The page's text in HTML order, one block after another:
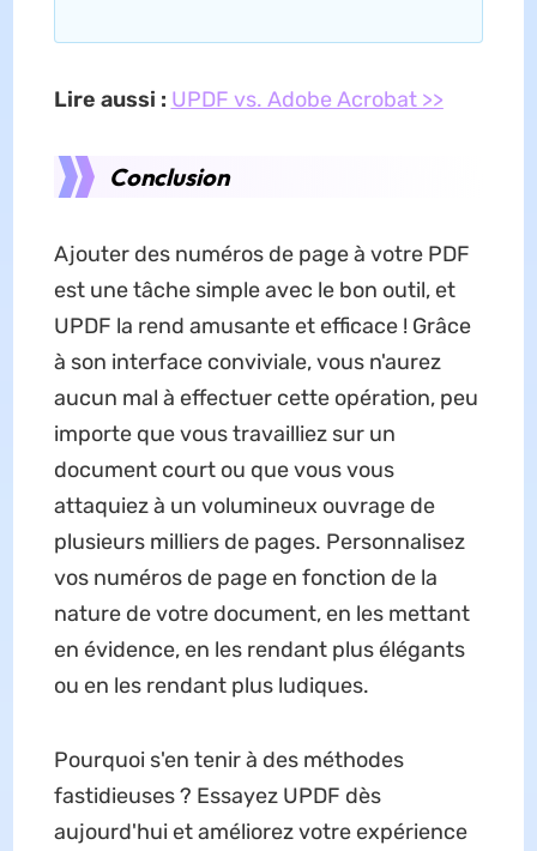
Lire aussi : UPDF vs. Adobe Acrobat >>
Conclusion
Ajouter des numéros de page à votre PDF
est une tâche simple avec le bon outil, et
UPDF la rend amusante et efficace ! Grâce
à son interface conviviale, vous n'aurez
aucun mal à effectuer cette opération, peu
importe que vous travailliez sur un
document court ou que vous vous
attaquiez à un volumineux ouvrage de
plusieurs milliers de pages. Personnalisez
vos numéros de page en fonction de la
nature de votre document, en les mettant
en évidence, en les rendant plus élégants
ou en les rendant plus ludiques.
Pourquoi s'en tenir à des méthodes
fastidieuses ? Essayez UPDF dès
aujourd'hui et améliorez votre expérience